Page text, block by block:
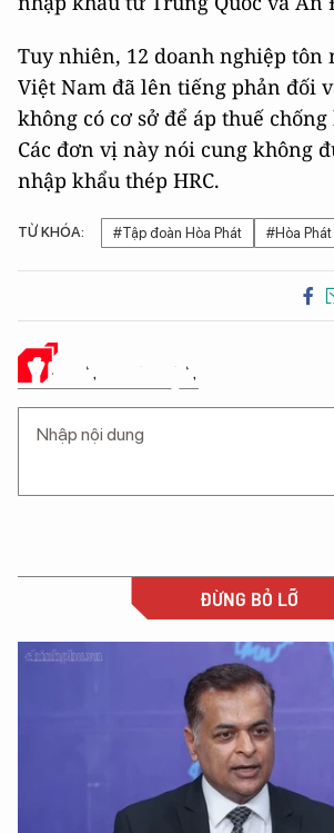
Tuy nhiên, 12 doanh nghiệp tôn
Việt Nam đã lên tiếng phản đối
không có cơ sở để áp thuế
Các đơn vị này nói cung không
nhập khẩu thép HRC.
TỪ KHÓA: #Tập đoàn Hòa Phát #Hòa Phát
Ý KIẾN CỦA BẠN
ĐỪNG BỎ LỠ